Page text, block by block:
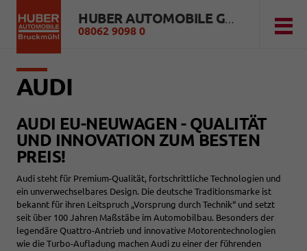
HUBER AUTOMOBILE GMBH
08062 9098 0
AUDI
AUDI EU-NEUWAGEN - QUALITÄT
UND INNOVATION ZUM BESTEN
PREIS!
Audi steht für Premium-Qualität, fortschrittliche Technologien und
ein unverwechselbares Design. Die deutsche Traditionsmarke ist
bekannt für ihren Leitspruch „Vorsprung durch Technik“ und setzt
seit über 100 Jahren Maßstäbe im Automobilbau. Besonders der
legendäre Quattro-Antrieb und innovative Motorentechnologien
wie die Turbo-Aufladung machen Audi zu einer der führenden